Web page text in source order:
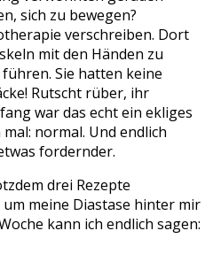
sich zu bewegen?
verschreiben. Dort
mit den Händen zu
Sie hatten keine
Rutscht rüber, ihr
war das echt ein ekliges
normal. Und endlich
fordernder.
drei Rezepte
meine Diastase hinter mir
kann ich endlich sagen: